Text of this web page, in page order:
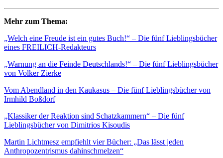
Mehr zum Thema:
„Welch eine Freude ist ein gutes Buch!“ – Die fünf Lieblingsbücher
eines FREILICH-Redakteurs
„Warnung an die Feinde Deutschlands!“ – Die fünf Lieblingsbücher
von Volker Zierke
Vom Abendland in den Kaukasus – Die fünf Lieblingsbücher von
Irmhild Boßdorf
„Klassiker der Reaktion sind Schatzkammern“ – Die fünf
Lieblingsbücher von Dimitrios Kisoudis
Martin Lichtmesz empfiehlt vier Bücher: „Das lässt jeden
Anthropozentrismus dahinschmelzen“